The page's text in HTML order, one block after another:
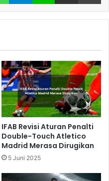
IFAB Revisi Aturan Penalti
Double-Touch Atletico
Madrid Merasa Dirugikan
5 Juni 2025